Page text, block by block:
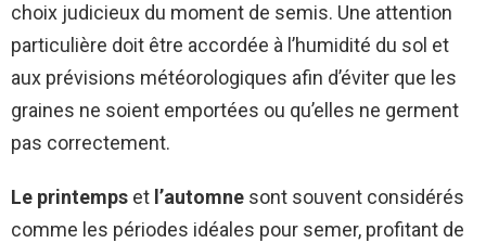
choix judicieux du moment de semis. Une attention
particulière doit être accordée à l’humidité du sol et
aux prévisions météorologiques afin d’éviter que les
graines ne soient emportées ou qu’elles ne germent
pas correctement.
Le printemps et l’automne sont souvent considérés
comme les périodes idéales pour semer, profitant de